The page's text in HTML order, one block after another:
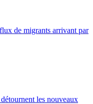
de migrants arrivant par
les nouveaux